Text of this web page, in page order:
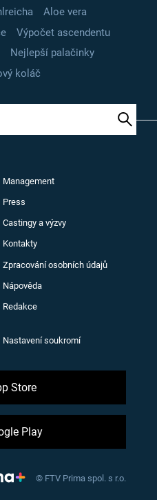
Aloe vera
Výpočet ascendentu
Nejlepší palačinky
koláč
Management
Press
Castingy a výzvy
Kontakty
Zpracování osobních údajů
Nápověda
Redakce
Nastavení soukromí
Store
Play
© FTV Prima spol. s r.o.